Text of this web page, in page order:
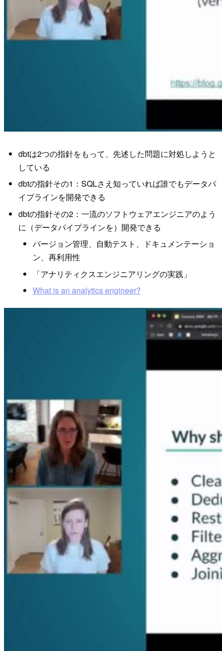
dbtは2つの指針をもって、先述した問題に対処しようと
している
dbtの指針その1：SQLさえ知っていれば誰でもデータパ
イプラインを開発できる
dbtの指針その2：一流のソフトウェアエンジニアのよう
に（データパイプラインを）開発できる
バージョン管理、自動テスト、ドキュメンテーショ
ン、再利用性
「アナリティクスエンジニアリングの実践」
What is an analytics engineer?